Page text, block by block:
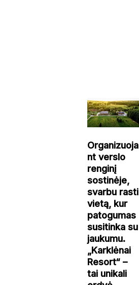
Organizuoja
nt verslo
renginį
sostinėje,
svarbu rasti
vietą, kur
patogumas
susitinka su
jaukumu.
„Karklėnai
Resort“ –
tai unikali